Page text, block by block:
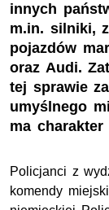
innych
m.in. silniki,
pojazdów
oraz Audi.
tej sprawie
umyślnego
ma charakter
Policjanci z
komendy